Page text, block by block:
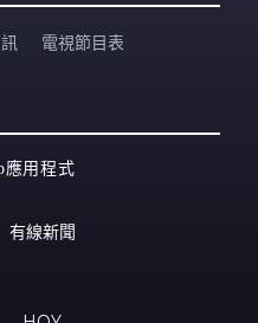
電視節目表
應用程式
有線新聞